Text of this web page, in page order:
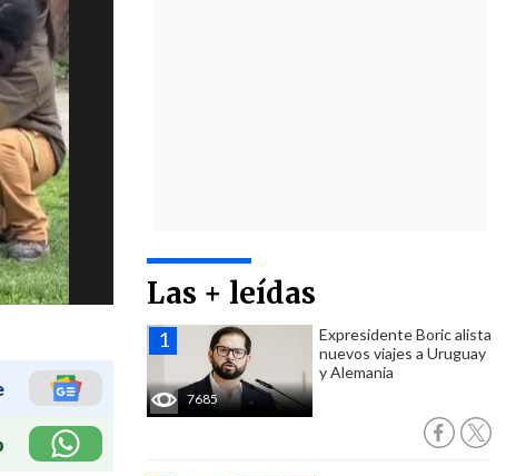
Las + leídas
7685
Expresidente Boric alista
nuevos viajes a Uruguay
y Alemania